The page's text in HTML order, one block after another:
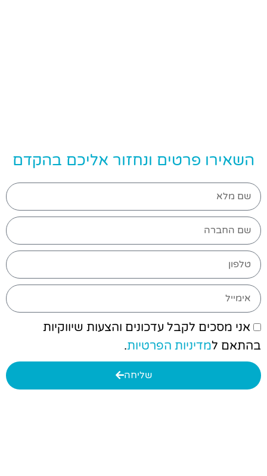
השאירו פרטים ונחזור אליכם בהקדם
אני מסכים לקבל עדכונים והצעות שיווקיות
בהתאם למדיניות הפרטיות.
שליחה